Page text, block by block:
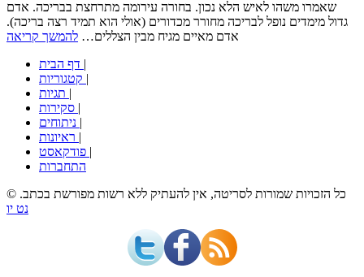
שאמרו משהו לאיש הלא נכון. בחורה עירומה מתרחצת בבריכה. אדם
גדול מימדים נופל לבריכה מחורר מכדורים (אולי הוא תמיד רצה בריכה).
אדם מאיים מגיח מבין הצללים… להמשך קריאה
|
|
|
|
|
|
|
התחברות
© כל הזכויות שמורות לסריטה, אין להעתיק ללא רשות מפורשת בכתב.
נט יו